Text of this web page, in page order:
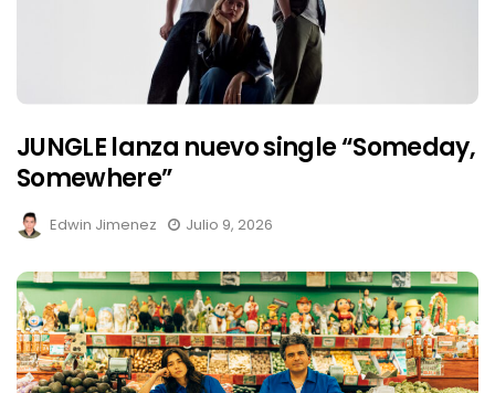
JUNGLE lanza nuevo single “Someday,
Somewhere”
Edwin Jimenez Julio 9, 2026